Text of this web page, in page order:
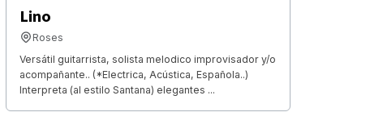
Lino
Roses
Versátil guitarrista, solista melodico improvisador y/o
acompañante.. (*Electrica, Acústica, Española..)
Interpreta (al estilo Santana) elegantes ...